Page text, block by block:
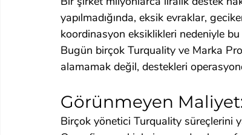
yapılmadığında, eksik evraklar,
koordinasyon eksiklikleri nedeniyle
Bugün birçok Turquality ve Marka
alamamak değil, destekleri
Görünmeyen Maliyet:
Birçok yönetici Turquality süreçlerini